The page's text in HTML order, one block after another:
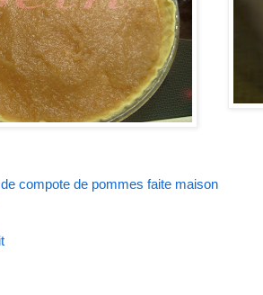
compote de pommes faite maison